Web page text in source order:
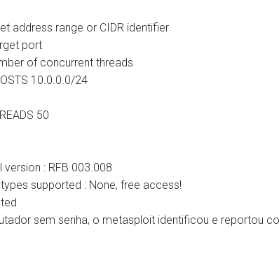
range or CIDR identifier
port
concurrent threads
10.0.0.0/24
50
: RFB 003.008
supported : None, free access!
sem senha, o metasploit identificou e reportou